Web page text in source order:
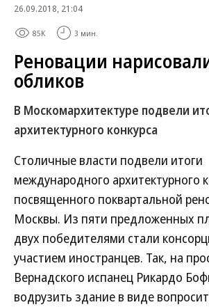
26.09.2018, 21:04
85K 3 мин.
Реновации
обликов
В Москомархитектуре подвели
архитектурного конкурса
Столичные власти подвели итоги
международного архитектурного
посвященного поквартальной
Москвы. Из пяти предложенных
двух победителями стали
участием иностранцев. Так, на
Вернадского испанец Рикардо
водрузить здание в виде